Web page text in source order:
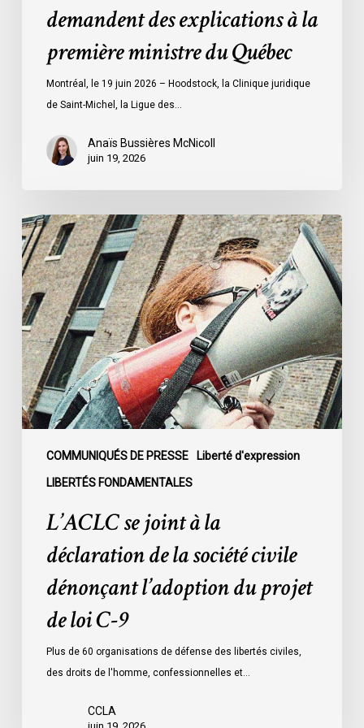
explications
ministre
Québec
demandent des explications à la
première ministre du Québec
Montréal, le 19 juin 2026 – Hoodstock, la Clinique juridique
de Saint-Michel, la Ligue des…
Anaïs Bussières McNicoll
juin 19, 2026
COMMUNIQUÉS DE PRESSE Liberté d'expression
LIBERTÉS FONDAMENTALES
L’ACLC
se
joint
à
la
déclaration
de
la
société
civile
l’adoption
L’ACLC se joint à la
déclaration de la société civile
dénonçant l’adoption du projet
de loi C-9
Plus de 60 organisations de défense des libertés civiles,
des droits de l'homme, confessionnelles et…
CCLA